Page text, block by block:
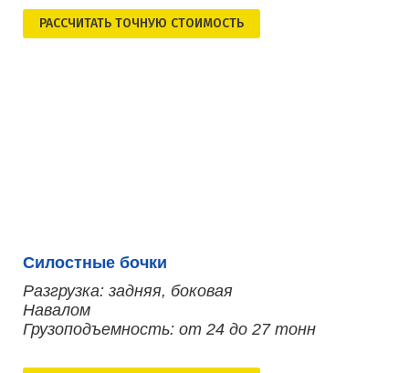
РАСCЧИТАТЬ ТОЧНУЮ СТОИМОСТЬ
Силостные бочки
Разгрузка: задняя, боковая
Навалом
Грузоподъемность: от 24 до 27 тонн